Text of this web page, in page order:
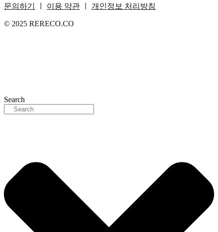
문의하기 이용 약관 개인정보 처리방침
© 2025 RERECO.CO
Search